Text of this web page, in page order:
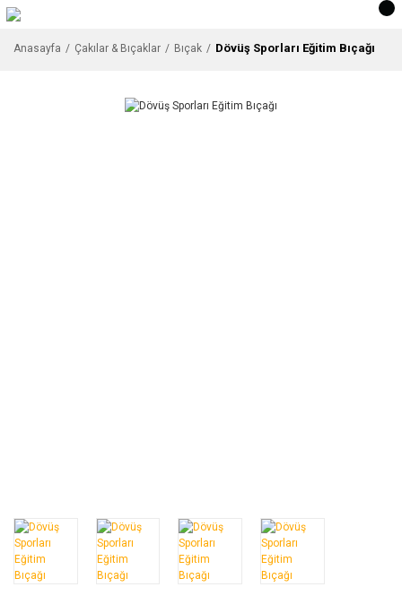
Anasayfa Çakılar & Bıçaklar Bıçak Dövüş Sporları Eğitim Bıçağı